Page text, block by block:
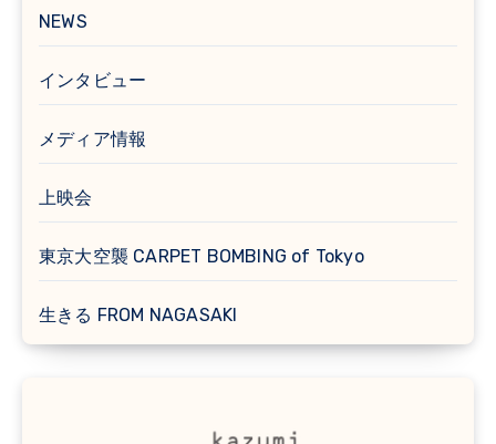
NEWS
インタビュー
メディア情報
上映会
東京大空襲 CARPET BOMBING of Tokyo
生きる FROM NAGASAKI